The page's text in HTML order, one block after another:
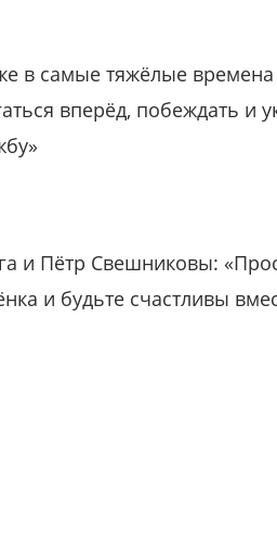
в самые тяжёлые
вперёд, побеждать и
и Пётр Свешниковы:
и будьте счастливы